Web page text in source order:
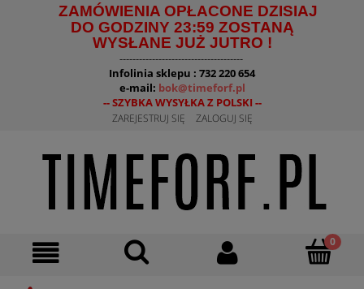
ZAMÓWIENIA OPŁACONE DZISIAJ
DO GODZINY 23:59 ZOSTANĄ
WYSŁANE JUŻ JUTRO !
--------------------------------------
Infolinia sklepu : 732 220 654
e-mail: bok@timeforf.pl
-- SZYBKA WYSYŁKA Z POLSKI --
ZAREJESTRUJ SIĘ ZALOGUJ SIĘ